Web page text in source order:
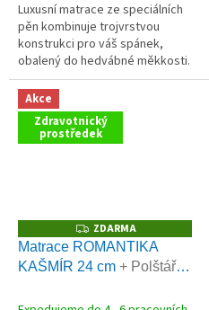
Luxusní matrace ze speciálních
pěn kombinuje trojvrstvou
konstrukci pro váš spánek,
obalený do hedvábné měkkosti.
Nosnost až 150 kg.
Akce
Zdravotnický
prostředek
Z
D
A
R
ZDARMA
Matrace ROMANTIKA
KAŠMÍR 24 cm + Polštář